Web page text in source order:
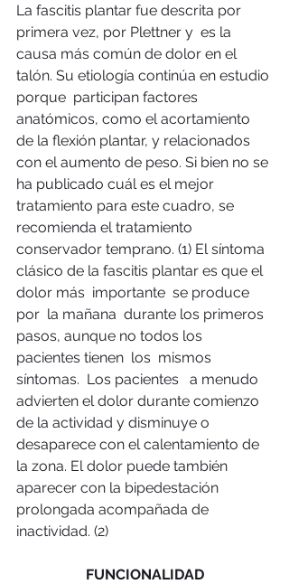
La fascitis plantar fue descrita por
primera vez, por Plettner y  es la
causa más común de dolor en el
talón. Su etiología continúa en estudio
porque  participan factores
anatómicos, como el acortamiento
de la flexión plantar, y relacionados
con el aumento de peso. Si bien no se
ha publicado cuál es el mejor
tratamiento para este cuadro, se
recomienda el tratamiento
conservador temprano. (1) El síntoma
clásico de la fascitis plantar es que el
dolor más  importante  se produce
por  la mañana  durante los primeros
pasos, aunque no todos los
pacientes tienen  los  mismos
síntomas.  Los pacientes   a menudo
advierten el dolor durante comienzo
de la actividad y disminuye o
desaparece con el calentamiento de
la zona. El dolor puede también
aparecer con la bipedestación
prolongada acompañada de
inactividad. (2)
FUNCIONALIDAD